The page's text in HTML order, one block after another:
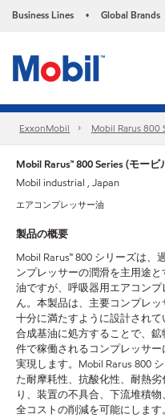
Business Lines • Global Brands
ExxonMobil Mobil Rarus 800
Mobil Rarus™ 800 Series (モー
Mobil industrial , Japan
エアコンプレッサー油
製品の概要
Mobil Rarus™ 800 シリーズは
ンプレッサーの潤滑を主用途
油ですが、呼吸器用エアコン
ん。本製品は、主要コンプレ
十分に満たすように設計され
合成基油に処方することで、
件で稼働されるコンプレッサ
実現します。Mobil Rarus 800
た耐摩耗性、抗酸化性、耐熱
り、装置の不具合、下流堆積
全コストの削減を可能にします。